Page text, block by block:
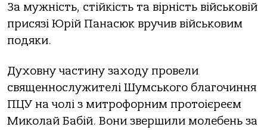
За мужність, стійкість та вірність військовій
присязі Юрій Панасюк вручив військовим
подяки.
Духовну частину заходу провели
священнослужителі Шумського благочиння
ПЦУ на чолі з митрофорним протоієреєм
Миколай Бабій. Вони звершили молебень за